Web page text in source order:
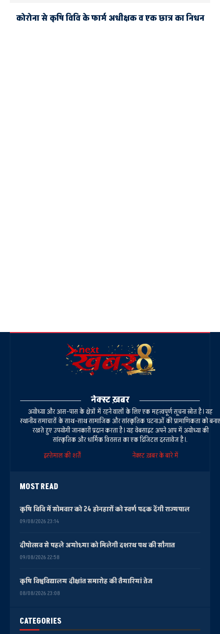
कोरोना से कृषि विवि के फार्म अधीक्षक व एक छात्र का निधन
CATEGORIES
नेक्स्ट ख़बर
अयोध्या और आस-पास के क्षेत्रों में रहने वालों के लिए एक महत्वपूर्ण सूचना स्रोत है। यह
स्थानीय समाचारों के साथ-साथ सामाजिक और सांस्कृतिक घटनाओं की प्रामाणिकता को बनाए
रखते हुए उपयोगी जानकारी प्रदान करता है। यह वेबसाइट अपने आप में अयोध्या की
सांस्कृतिक और धार्मिक विरासत का एक डिजिटल दस्तावेज है।.
इस्तेमाल की शर्तें
नेक्स्ट ख़बर के बारे में
MOST READ
कृषि विवि में सोमवार को 24 होनहारों को स्वर्ण पदक देंगी राज्यपाल
09/08/2026 23:14
दीपोत्सव से पहले अयोध्या को मिलेगी दशरथ पथ की सौगात
09/08/2026 22:58
कृषि विश्वविद्यालय दीक्षांत समारोह की तैयारियां तेज
08/08/2026 23:08